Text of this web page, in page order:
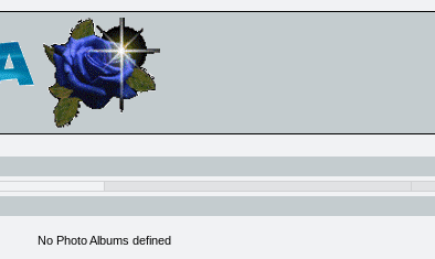
No Photo Albums defined